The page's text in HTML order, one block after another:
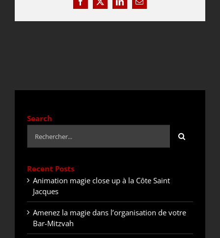
Facebook
X LinkedInEmail
Search
Recent Posts
Animation magie close up à la Côte Saint
Jacques
Amenez la magie dans l’organisation de votre
Bar-Mitzvah